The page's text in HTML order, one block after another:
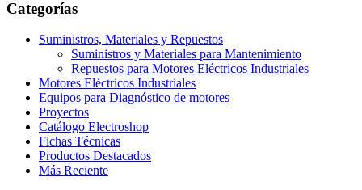
Categorías
Suministros, Materiales y Repuestos
Suministros y Materiales para Mantenimiento
Repuestos para Motores Eléctricos Industriales
Motores Eléctricos Industriales
Equipos para Diagnóstico de motores
Proyectos
Catálogo Electroshop
Fichas Técnicas
Productos Destacados
Más Reciente